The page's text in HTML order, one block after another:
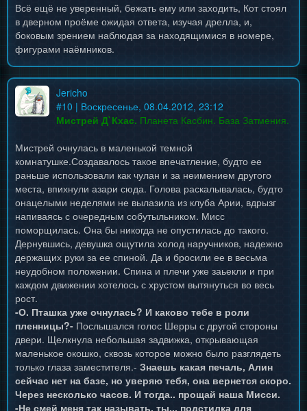
Всё ещё не уверенный, бежать ему или заходить, Кот стоял
в дверном проёме ожидая ответа, изучая дрелла, и,
боковым зрением наблюдая за находящимися в номере,
фигурами наёмников.
Jericho
#10 | Воскресенье, 08.04.2012, 23:12
Мистрей Д`Кхас. Планета Касбин. База Затмения.
Мистрей очнулась в маленькой темной
комнатушке.Создавалось такое впечатление, будто ее
раньше использовали как чулан и за неимением другого
места, впихнули азари сюда. Голова раскалывалась, будто
онацелыми неделями не вылазила из клуба Арии, вдрызг
напиваясь с очередным собутыльником. Мисс
поморщилась. Она бы никогда не опустилась до такого.
Дернувшись, девушка ощутила холод наручников, надежно
держащих руки за ее спиной. Да и бросили ее в весьма
неудобном положении. Спина и плечи уже заьекли и при
каждом движении хотелось с хрустом вытянуться во весь
рост.
-О. Пташка уже очнулась? И каково тебе в роли
пленницы?- Послышался голос Шерры с другой стороны
двери. Щелкнула небольшая задвижка, открывающая
маленькое окошко, сквозь которое можно было разглядеть
только глаза заместителя.- Знаешь какая печаль, Алин
сейчас нет на базе, но уверяю тебя, она вернется скоро.
Через несколько часов. И тогда.. прощай наша Мисси.
-Не смей меня так называть, ты... подстилка для